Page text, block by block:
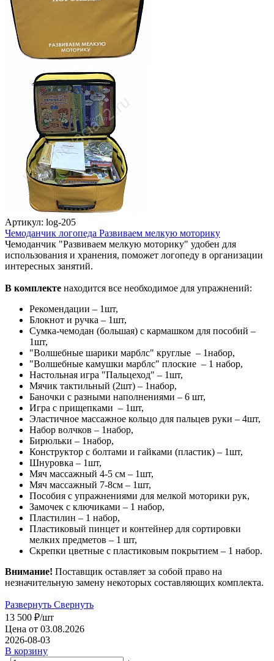
Артикул: log-205
Чемоданчик логопеда Развиваем мелкую моторику
Чемоданчик "Развиваем мелкую моторику" удобен для
использования и хранения, поможет логопеду в организации
интересных занятий.
В комплекте находится все необходимое для упражнений:
Рекомендации – 1шт,
Блокнот и ручка – 1шт,
Сумка-чемодан (большая) с кармашком для пособий –
1шт,
"Волшебные шарики марблс" круглые – 1набор,
"Волшебные камушки марблс" плоские – 1 набор,
Настольная игра "Пальцеход" – 1шт,
Мячик тактильный (2шт) – 1набор,
Баночки с разными наполнениями – 6 шт,
Игра с прищепками – 1шт,
Эластичное массажное кольцо для пальцев руки – 4шт,
Набор волчков – 1набор,
Бирюльки – 1набор,
Конструктор с болтами и гайками (пластик) – 1шт,
Шнуровка – 1шт,
Мяч массажный 4-5 см – 1шт,
Мяч массажный 7-8см – 1шт,
Пособия с упражнениями для мелкой моторики рук,
Замочек с ключиками – 1 набор,
Пластилин – 1 набор,
Пластиковый пинцет и контейнер для сортировки
мелких предметов – 1 шт,
Скрепки цветные с пластиковым покрытием – 1 набор.
Внимание! Поставщик оставляет за собой право на
незначительную замену некоторых составляющих комплекта.
Развернуть Свернуть
13 500 ₽/шт
Цена от 03.08.2026
2026-08-03
В корзину